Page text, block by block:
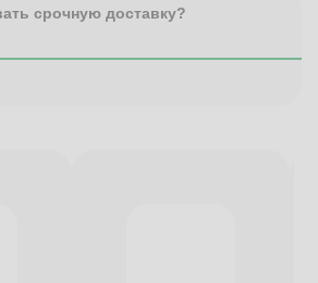
срочную доставку?